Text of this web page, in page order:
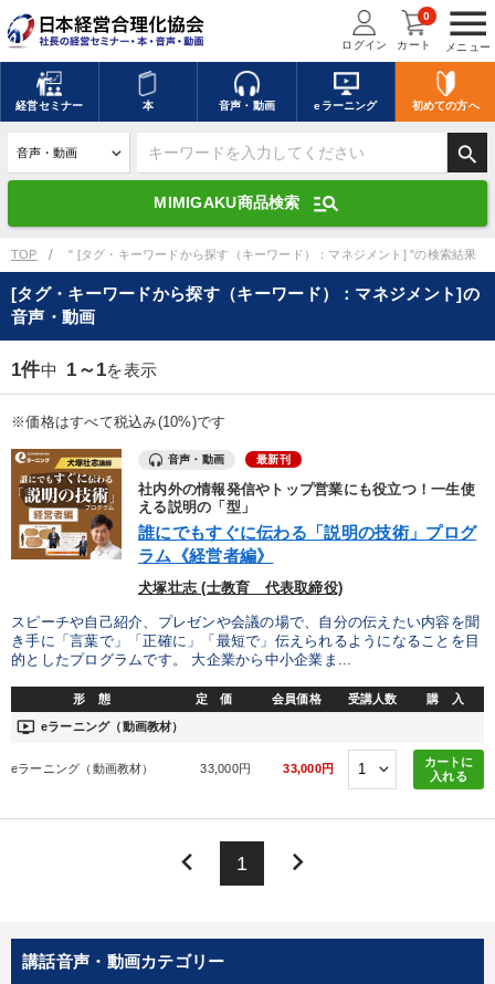
menu
メニュー
ログイン カート
0
経営セミナー 本 音声・動画 eラーニング 初めての方へ
search
MIMIGAKU商品検索 manage_search
キーワードを入力して探す
デジタル版対応のみ検索結果に表示する
search 上記の条件で検索
mic 講演収録物を探す
全国経営者セミナー講演収録物（全1315タイトル）からお探しいただけ
ます
優秀各社の智恵と戦略 事業家のロマンと経営
若手異才経営者の発想 専門家のアドバイス
テーマ
経営リーダーの考え方と戦略を学ぶ
【1月】音声・映像 【5月】音声・映像
タル版（音声／動画ストリーミング・ダウンロード）
業種
TOP " [タグ・キーワードから探す（キーワード）：マネジメント] "の検索結果
講話音声・動画カテゴリー
[タグ・キーワードから探す（キーワード）：マネジメント]の
音声・動画
1件中 1～1を表示
※価格はすべて税込み(10%)です
音声・動画 最新刊
社内外の情報発信やトップ営業にも役立つ！一生使
える説明の「型」
誰にでもすぐに伝わる「説明の技術」プログ
ラム《経営者編》
犬塚壮志 (士教育 代表取締役)
スピーチや自己紹介、プレゼンや会議の場で、自分の伝えたい内容を聞
き手に「言葉で」「正確に」「最短で」伝えられるようになることを目
的としたプログラムです。 大企業から中小企業ま...
形 態 定 価 会員価格 受講人数 購 入
ondemand_video eラーニング（動画教材）
eラーニング（動画教材） 33,000円 33,000円
カートに
入れる
keyboard_arrow_left 1 keyboard_arrow_right